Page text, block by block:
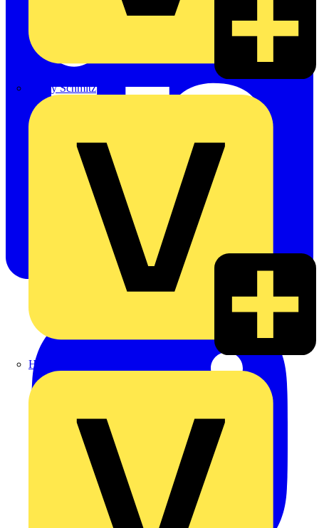
Hardy Schmitz
Heinrich Häusler GmbH